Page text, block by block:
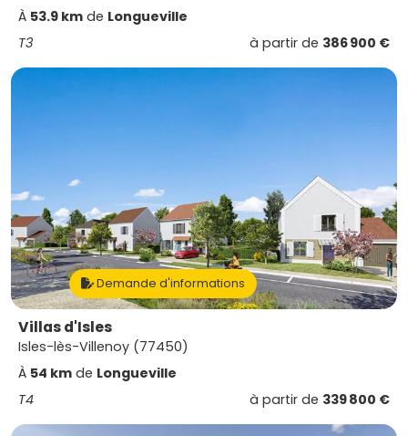
À 53.9 km de Longueville
T3
à partir de 386 900 €
Demande d'informations
Villas d'Isles
Isles-lès-Villenoy (77450)
À 54 km de Longueville
T4
à partir de 339 800 €